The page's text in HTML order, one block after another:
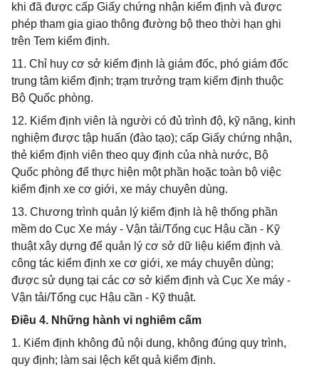
khi đã được cấp Giấy chứng nhận kiểm định và được
phép tham gia giao thông đường bộ theo thời hạn ghi
trên Tem kiểm định.
11. Chỉ huy cơ sở kiểm định là giám đốc, phó giám đốc
trung tâm kiểm định; trạm trưởng trạm kiểm định thuộc
Bộ Quốc phòng.
12. Kiểm định viên là người có đủ trình độ, kỹ năng, kinh
nghiệm được tập huấn (đào tạo); cấp Giấy chứng nhận,
thẻ kiểm định viên theo quy định của nhà nước, Bộ
Quốc phòng để thực hiện một phần hoặc toàn bộ việc
kiểm định xe cơ giới, xe máy chuyên dùng.
13. Chương trình quản lý kiểm định là hệ thống phần
mềm do Cục Xe máy - Vận tải/Tổng cục Hậu cần - Kỹ
thuật xây dựng để quản lý cơ sở dữ liệu kiểm định và
công tác kiểm định xe cơ giới, xe máy chuyên dùng;
được sử dụng tại các cơ sở kiểm định và Cục Xe máy -
Vận tải/Tổng cục Hậu cần - Kỹ thuật.
Điều 4. Những hành vi nghiêm cấm
1. Kiểm định không đủ nội dung, không đúng quy trình,
quy định; làm sai lệch kết quả kiểm định.